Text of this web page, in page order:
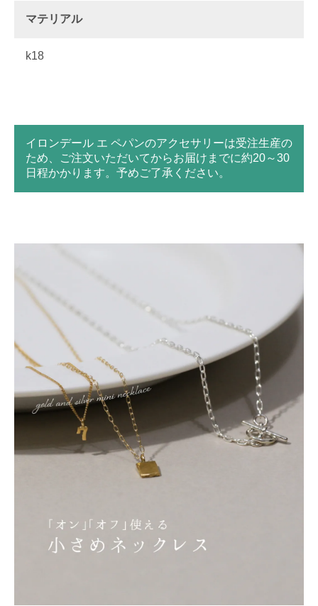
マテリアル
k18
イロンデール エ ペパンのアクセサリーは受注生産の
ため、ご注文いただいてからお届けまでに約20～30
日程かかります。予めご了承ください。